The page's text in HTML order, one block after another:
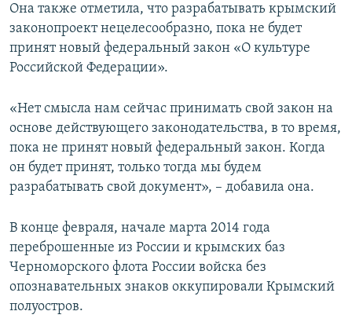
Она также отметила, что разрабатывать крымский
законопроект нецелесообразно, пока не будет
принят новый федеральный закон «О культуре
Российской Федерации».
«Нет смысла нам сейчас принимать свой закон на
основе действующего законодательства, в то время,
пока не принят новый федеральный закон. Когда
он будет принят, только тогда мы будем
разрабатывать свой документ», – добавила она.
В конце февраля, начале марта 2014 года
переброшенные из России и крымских баз
Черноморского флота России войска без
опознавательных знаков оккупировали Крымский
полуостров.